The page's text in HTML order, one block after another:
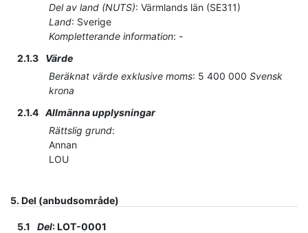
Del av land (NUTS): Värmlands län (SE311)
Land: Sverige
Kompletterande information: -
2.1.3
Värde
Beräknat värde exklusive moms: 5 400 000 Svensk
krona
2.1.4 Allmänna upplysningar
Rättslig grund:
Annan
LOU
5. Del (anbudsområde)
5.1 Del:LOT-0001